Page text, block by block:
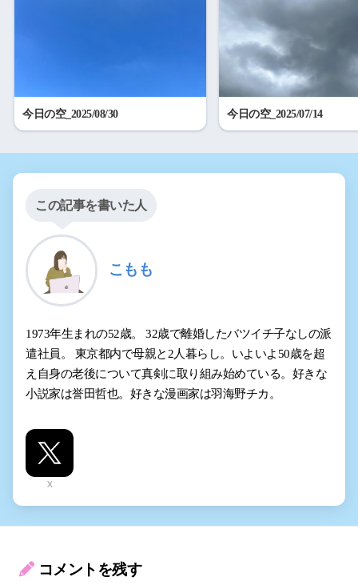
今日の空_2025/08/30 今日の空_2025/07/14
この記事を書いた人
こもも
1973年生まれの52歳。 32歳で離婚したバツイチ子なしの派
遣社員。 東京都内で母親と2人暮らし。いよいよ50歳を超
え自身の老後について真剣に取り組み始めている。好きな
小説家は誉田哲也。好きな漫画家は羽海野チカ。
X
コメントを残す